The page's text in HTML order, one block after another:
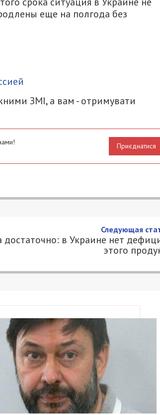
еще на полгода без
ЗМІ, а вам - отримувати
Приєднатися
защитникам
в строй и работает на
к обыденным делам. Верим,
и развивать страну